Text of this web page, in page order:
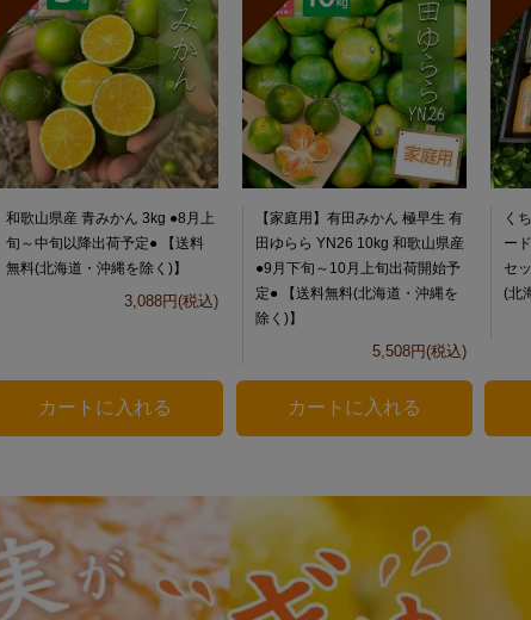
和歌山県産 青みかん 3kg ●8月上
旬～中旬以降出荷予定● 【送料
無料(北海道・沖縄を除く)】
3,088円(税込)
【家庭用】有田みかん 極早生 有
田ゆらら YN26 10kg 和歌山県産
●9月下旬～10月上旬出荷開始予
定● 【送料無料(北海道・沖縄を
除く)】
5,508円(税込)
く
ー
セ
(北